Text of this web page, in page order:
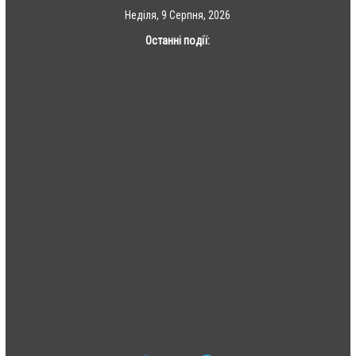
Неділя, 9 Серпня, 2026
Останні події: